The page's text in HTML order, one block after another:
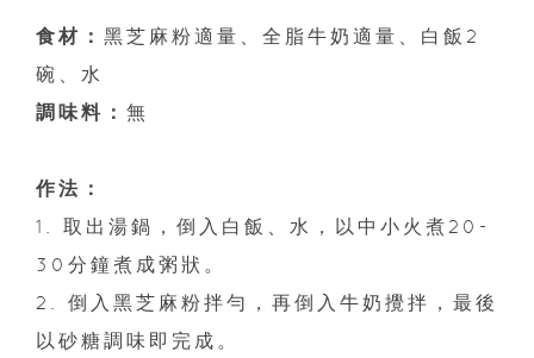
食材： 黑芝麻粉適量、全脂牛奶適量、白飯2
碗、水
調味料： 無
作法：
1. 取出湯鍋，倒入白飯、水，以中小火煮20-
30分鐘煮成粥狀。
2. 倒入黑芝麻粉拌勻，再倒入牛奶攪拌，最後
以砂糖調味即完成。